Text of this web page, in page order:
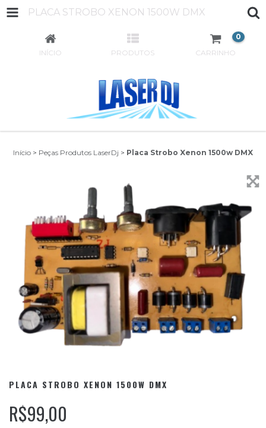
PLACA STROBO XENON 1500W DMX
INÍCIO PRODUTOS CARRINHO
0
Início > Peças Produtos LaserDj > Placa Strobo Xenon 1500w DMX
PLACA STROBO XENON 1500W DMX
R$99,00